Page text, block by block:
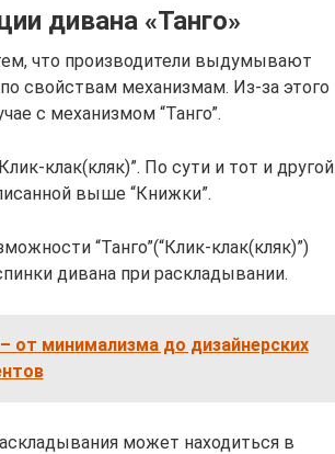
дивана «Танго»
что производители выдумывают
свойствам механизмам. Из-за этого
с механизмом “Танго”.
клак(кляк)”. По сути и тот и другой
выше “Книжки”.
“Танго”(“Клик-клак(кляк)”)
дивана при раскладывании.
от минимализма до дизайнерских
может находиться в